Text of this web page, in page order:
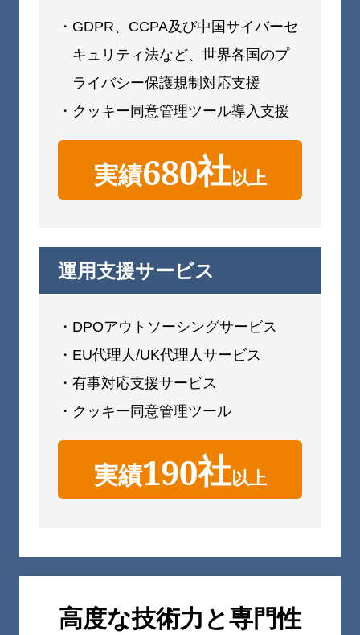
・GDPR、CCPA及び中国サイバーセ
キュリティ法など、世界各国のプ
ライバシー保護規制対応支援
・クッキー同意管理ツール導入支援
実績680社以上
運用支援サービス
・DPOアウトソーシングサービス
・EU代理人/UK代理人サービス
・有事対応支援サービス
・クッキー同意管理ツール
実績190社以上
高度な技術力と専門性